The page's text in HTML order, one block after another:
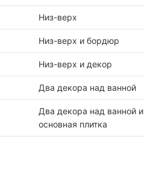
Низ-верх
Низ-верх и бордюр
Низ-верх и декор
Два декора над ванной
Два декора над ванной и
основная плитка